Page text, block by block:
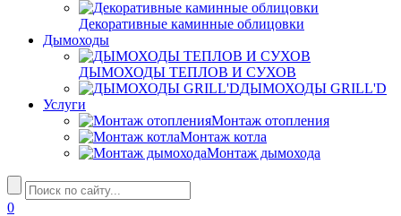
Декоративные каминные облицовки
Дымоходы
ДЫМОХОДЫ ТЕПЛОВ И СУХОВ
ДЫМОХОДЫ GRILL'D
Услуги
Монтаж отопления
Монтаж котла
Монтаж дымохода
0